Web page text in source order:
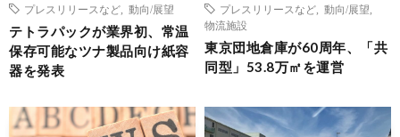
プレスリリースなど
動向/展望
テトラパックが業界初、常温
保存可能なツナ製品向け紙容
器を発表
プレスリリースなど
動向/展望
物流施設
東京団地倉庫が60周年、「共
同型」53.8万㎡を運営